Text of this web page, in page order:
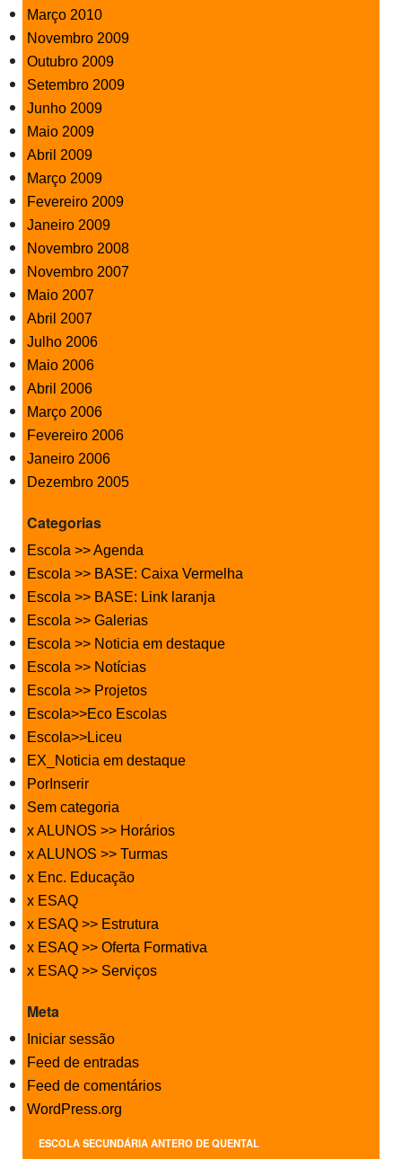
Março 2010
Novembro 2009
Outubro 2009
Setembro 2009
Junho 2009
Maio 2009
Abril 2009
Março 2009
Fevereiro 2009
Janeiro 2009
Novembro 2008
Novembro 2007
Maio 2007
Abril 2007
Julho 2006
Maio 2006
Abril 2006
Março 2006
Fevereiro 2006
Janeiro 2006
Dezembro 2005
Categorias
Escola >> Agenda
Escola >> BASE: Caixa Vermelha
Escola >> BASE: Link laranja
Escola >> Galerias
Escola >> Noticia em destaque
Escola >> Notícias
Escola >> Projetos
Escola>>Eco Escolas
Escola>>Liceu
EX_Noticia em destaque
PorInserir
Sem categoria
x ALUNOS >> Horários
x ALUNOS >> Turmas
x Enc. Educação
x ESAQ
x ESAQ >> Estrutura
x ESAQ >> Oferta Formativa
x ESAQ >> Serviços
Meta
Iniciar sessão
Feed de entradas
Feed de comentários
WordPress.org
ESCOLA SECUNDÁRIA ANTERO DE QUENTAL